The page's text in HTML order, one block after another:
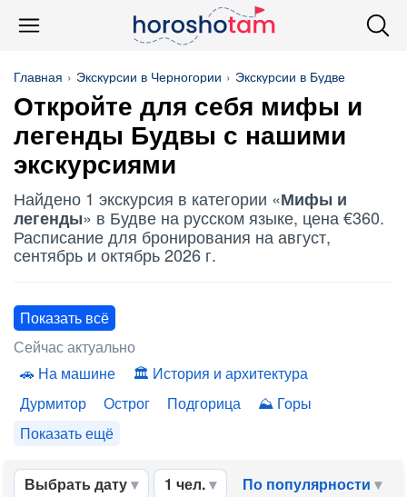
Главная Экскурсии в Черногории Экскурсии в Будве
Откройте для себя мифы и
легенды Будвы с нашими
экскурсиями
Найдено 1 экскурсия в категории «Мифы и
легенды» в Будве на русском языке, цена €360.
Расписание для бронирования на август,
сентябрь и октябрь 2026 г.
Показать всё
Сейчас актуально
На машине
История и архитектура
Дурмитор
Острог Подгорица
Горы
Показать ещё
Выбрать дату 1 чел. По популярности